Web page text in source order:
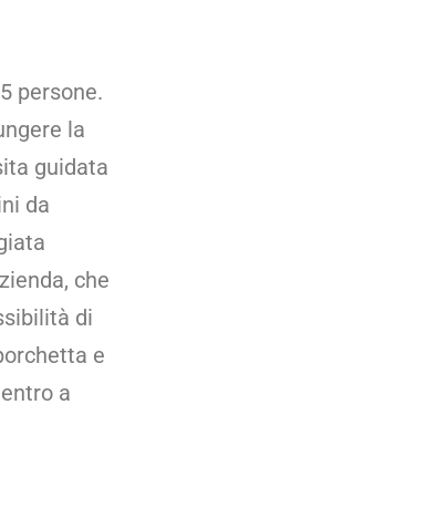
persone.
la
guidata
da
che
di
e
a